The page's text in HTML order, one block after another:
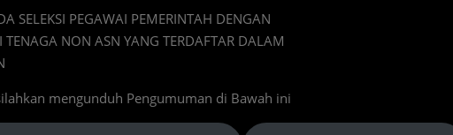
SELEKSI PEGAWAI PEMERINTAH DENGAN
TENAGA NON ASN YANG TERDAFTAR DALAM
mengunduh Pengumuman di Bawah ini